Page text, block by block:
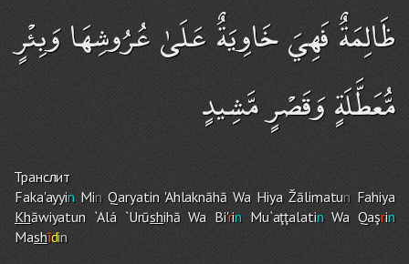
ظَالِمَةٌ فَهِيَ خَاوِيَةٌ عَلَىٰ عُرُوشِهَا وَبِئْرٍ
مُّعَطَّلَةٍ وَقَصْرٍ مَّشِيدٍ
Транслит
Faka'ayyin Min Qaryatin 'Ahlaknāhā Wa Hiya Žālimatun Fahiya
Khāwiyatun `Alá `Urūshihā Wa Bi'rin Mu`aţţalatinWa Qaşrin
Mashīdin